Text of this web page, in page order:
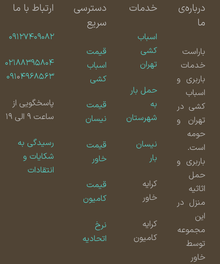
درباره‌ی
باراست
خدمات
باربری و
اسباب
کشی در
تهران و
حومه
است.
باربری و
حمل
اثاثیه
منزل در
مجموعه
توسط
خدمات
اسباب
کشی
تهران
حمل بار
شهرستان
نیسان
کامیون
دسترسی
سریع
قیمت
اسباب
کشی
قیمت
نیسان
قیمت
قیمت
کامیون
اتحادیه
ارتباط با ما
۰۹۱۲۷۴۰۹۰۸۲
۰۲۱۸۸۳۹۵۸۰۴
۰۹۱۰۴۹۶۸۵۶۳
پاسخگویی از
ساعت ۹ الی ۱۹
رسیدگی به
شکایات و
انتقادات